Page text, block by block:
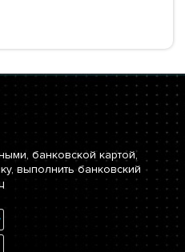
банковской картой,
выполнить банковский